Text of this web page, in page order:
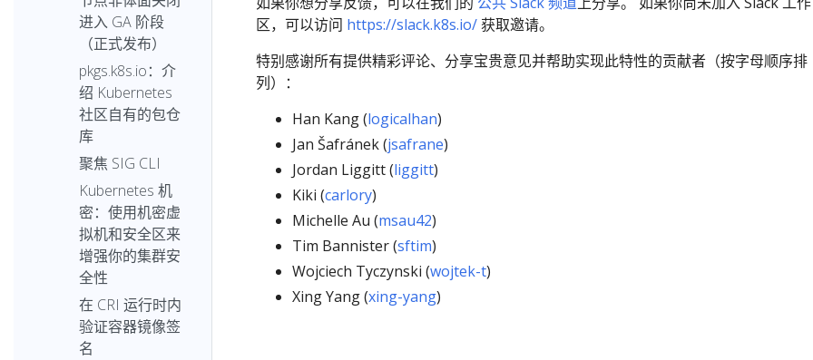
进入 GA 阶段
（正式发布）
pkgs.k8s.io：介
绍 Kubernetes
社区自有的包仓
库
聚焦 SIG CLI
Kubernetes 机
密：使用机密虚
拟机和安全区来
增强你的集群安
全性
在 CRI 运行时内
验证容器镜像签
名
区，可以访问 https://slack.k8s.io/获取邀请。
特别感谢所有提供精彩评论、分享宝贵意见并帮助实现此特性的贡献者（按字母顺序排
列）：
Han Kang (logicalhan)
Jan Šafránek (jsafrane)
Jordan Liggitt (liggitt)
Kiki (carlory)
Michelle Au (msau42)
Tim Bannister (sftim)
Wojciech Tyczynski (wojtek-t)
Xing Yang (xing-yang)